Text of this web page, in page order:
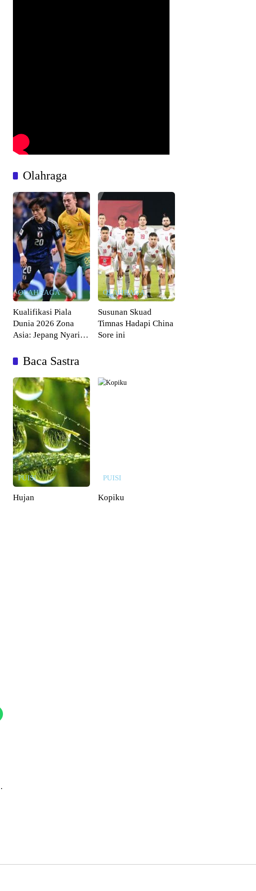
Olahraga
OLAHRAGA
Kualifikasi Piala
Dunia 2026 Zona
Asia: Jepang Nyaris
OLAHRAGA
Susunan Skuad
Timnas Hadapi China
Sore ini
Baca Sastra
PUISI
Hujan
PUISI
Kopiku